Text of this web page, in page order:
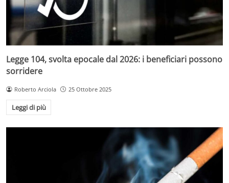
Legge 104, svolta epocale dal 2026: i beneficiari possono
sorridere
Roberto Arciola 25 Ottobre 2025
Leggi di più